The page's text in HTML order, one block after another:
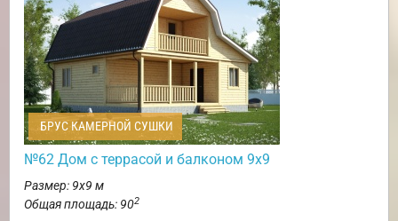
БРУС КАМЕРНОЙ СУШКИ
№62 Дом c террасой и балконом 9х9
Размер: 9х9 м
Общая площадь: 902